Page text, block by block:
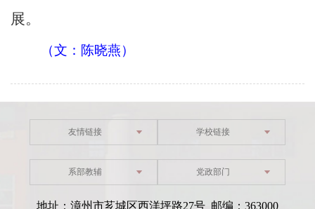
展。
（文：陈晓燕）
友情链接 学校链接
系部教辅 党政部门
地址：漳州市芗城区西洋坪路27号 邮编：363000